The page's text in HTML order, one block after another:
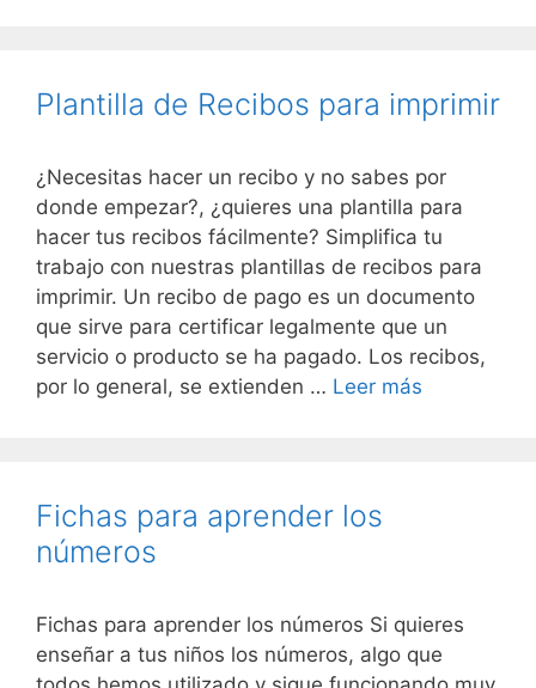
Plantilla de Recibos para imprimir
¿Necesitas hacer un recibo y no sabes por
donde empezar?, ¿quieres una plantilla para
hacer tus recibos fácilmente? Simplifica tu
trabajo con nuestras plantillas de recibos para
imprimir. Un recibo de pago es un documento
que sirve para certificar legalmente que un
servicio o producto se ha pagado. Los recibos,
por lo general, se extienden … Leer más
Fichas para aprender los
números
Fichas para aprender los números Si quieres
enseñar a tus niños los números, algo que